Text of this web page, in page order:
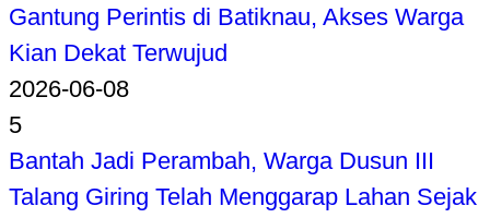
Gantung Perintis di Batiknau, Akses Warga
Kian Dekat Terwujud
2026-06-08
5
Bantah Jadi Perambah, Warga Dusun III
Talang Giring Telah Menggarap Lahan Sejak